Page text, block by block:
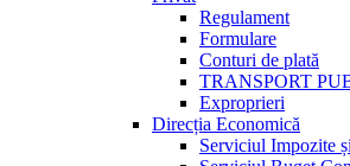
Regulament
Formulare
Conturi de plată
TRANSPORT
Exproprieri
Direcția Economică
Serviciul Impozite